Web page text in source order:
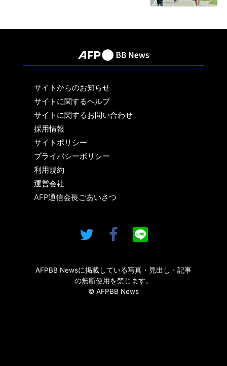
サイトからのお知らせ
サイトに関するヘルプ
サイトに関するお問い合わせ
採用情報
サイトポリシー
プライバシーポリシー
利用規約
運営会社
AFP通信会長ごあいさつ
AFPBB Newsに掲載している写真・見出し・記事
の無断使用を禁じます。
© AFPBB News